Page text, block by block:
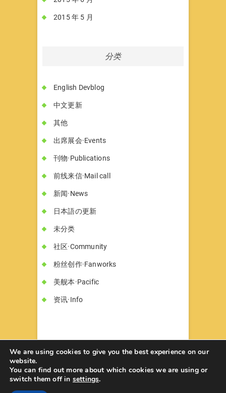
2015 年 5 月
分类
English Devblog
中文更新
其他
出席展会·Events
刊物·Publications
前线来信·Mail call
新闻·News
日本語の更新
未分类
社区·Community
粉丝创作·Fanworks
美舰本·Pacific
资讯·Info
© 2026书墓◇Circle Hon-haka| Designed
by:Theme Freesia
We are using cookies to give you the best experience on our
website.
You can find out more about which cookies we are using or
switch them off in settings.